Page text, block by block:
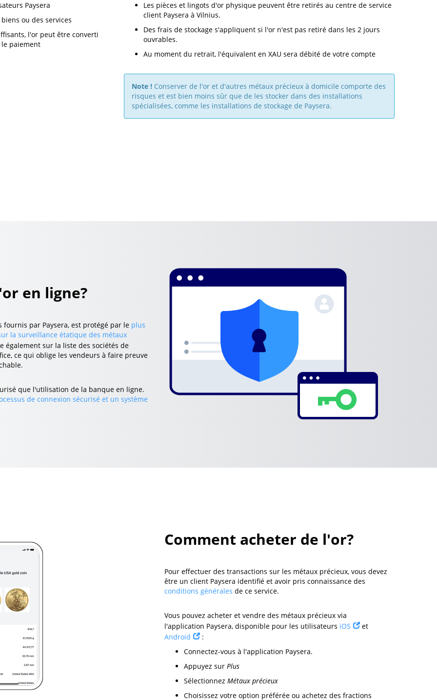
Paysera
ou des services
l'or peut être converti
paiement
Les pièces et lingots d'or physique peuvent être retirés au centre de service
client Paysera à Vilnius.
Des frais de stockage s'appliquent si l'or n'est pas retiré dans les 2 jours
ouvrables.
Au moment du retrait, l'équivalent en XAU sera débité de votre compte
Note ! Conserver de l'or et d'autres métaux précieux à domicile comporte des
risques et est bien moins sûr que de les stocker dans des installations
spécialisées, comme les installations de stockage de Paysera.
en ligne?
fournis par Paysera, est protégé par le plus
la surveillance étatique des métaux
également sur la liste des sociétés de
ce qui oblige les vendeurs à faire preuve
que l'utilisation de la banque en ligne.
de connexion sécurisé et un système
Comment acheter de l'or?
Pour effectuer des transactions sur les métaux précieux, vous devez
être un client Paysera identifié et avoir pris connaissance des
conditions générales de ce service.
Vous pouvez acheter et vendre des métaux précieux via
l'application Paysera, disponible pour les utilisateurs iOS
et
Android
:
Connectez-vous à l'application Paysera.
Appuyez sur Plus
Sélectionnez Métaux précieux
Choisissez votre option préférée ou achetez des fractions